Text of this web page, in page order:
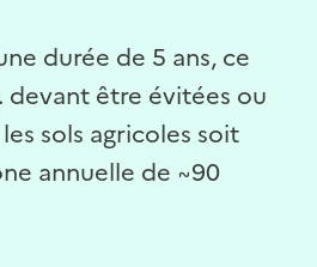
durée de 5 ans, ce
être évitées ou
sols agricoles soit
annuelle de ~90